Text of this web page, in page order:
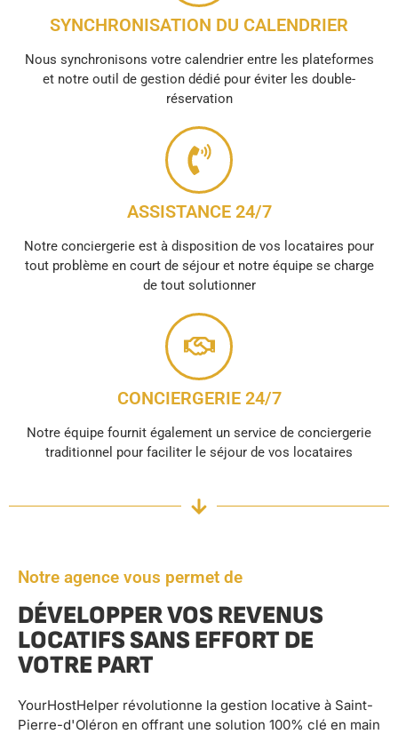
SYNCHRONISATION DU CALENDRIER
Nous synchronisons votre calendrier entre les plateformes
et notre outil de gestion dédié pour éviter les double-
réservation
ASSISTANCE 24/7
Notre conciergerie est à disposition de vos locataires pour
tout problème en court de séjour et notre équipe se charge
de tout solutionner
CONCIERGERIE 24/7
Notre équipe fournit également un service de conciergerie
traditionnel pour faciliter le séjour de vos locataires
Notre agence vous permet de
DÉVELOPPER VOS REVENUS
LOCATIFS SANS EFFORT DE
VOTRE PART
YourHostHelper révolutionne la gestion locative à Saint-
Pierre-d'Oléron en offrant une solution 100% clé en main